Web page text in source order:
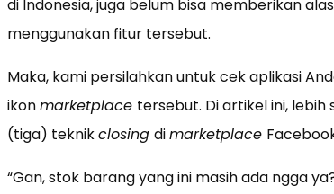
di Indonesia, juga belum bisa memberikan
menggunakan fitur tersebut.
Maka, kami persilahkan untuk cek aplikasi
ikonmarketplace tersebut. Di artikel ini,
(tiga) teknikclosing dimarketplace
“Gan, stok barang yang ini masih ada ngga